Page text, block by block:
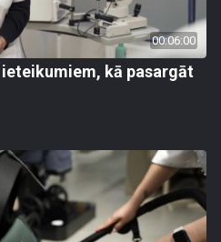
00:06:00
kā pasargāt